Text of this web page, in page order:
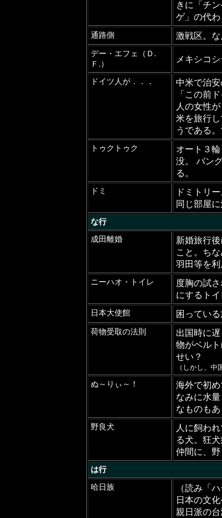
きに「チ
ゲ」の代
通路側 激戦区。
デー・エフェ（Ｄ.
Ｆ.）
メキシコ
ドイツ人が．．．
中米で治
「この前
人の女性
米を旅行
うである
トゥクトゥク
オート３
没。 バン
る。
ドミ
ドミトリ
同じ部屋
な行
成田離婚
新婚旅行
こと。ち
羽田等を
ニーハオ・トイレ
度胸の試
にするト
日本大使館 困ってい
荷物受取の法則
出国時に
物がベル
せい？
（しかし、
ぬ～りぃ～！
海外で初
なみに水
なものも
野良犬
人に飼わ
る犬。狂
仲間に、
は行
哈日族
（読み「
日本の文
親日派の